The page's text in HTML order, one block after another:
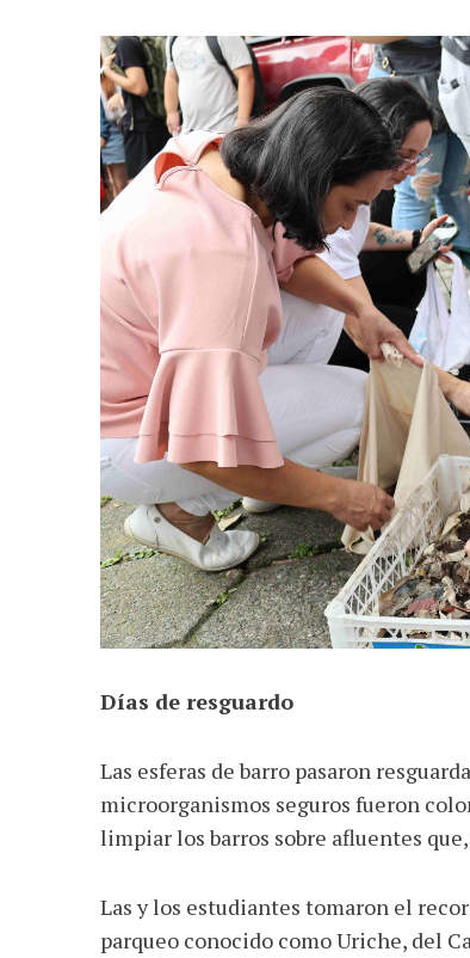
Días de resguardo
Las esferas de barro pasaron
microorganismos seguros fueron
limpiar los barros sobre afluentes
Las y los estudiantes tomaron el
parqueo conocido como Uriche, del